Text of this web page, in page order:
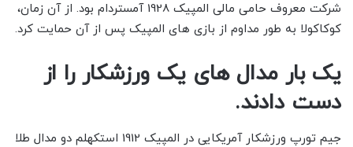
شرکت معروف حامی مالی المپیک 1928 آمستردام بود. از آن زمان،
کوکاکولا به طور مداوم از بازی های المپیک پس از آن حمایت کرد.
یک بار مدال های یک ورزشکار را از
دست دادند.
جیم تورپ ورزشکار آمریکایی در المپیک 1912 استکهلم دو مدال طلا